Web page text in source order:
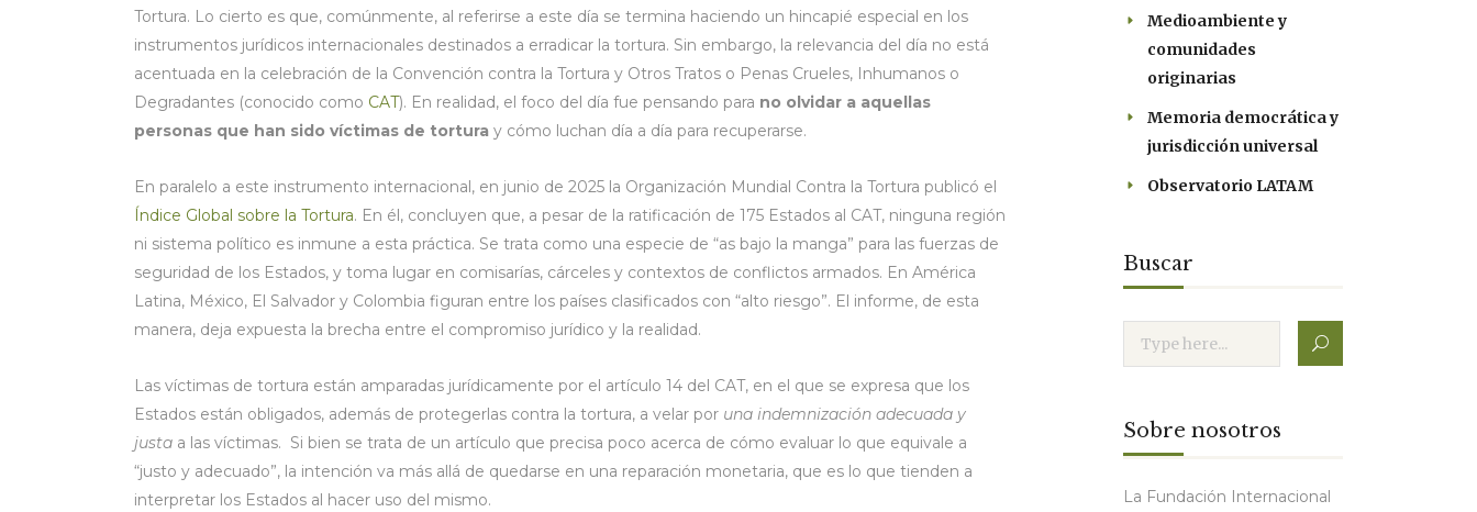
Tortura. Lo cierto es que, comúnmente, al referirse a este día se termina haciendo un hincapié especial en los
instrumentos jurídicos internacionales destinados a erradicar la tortura. Sin embargo, la relevancia del día no está
acentuada en la celebración de la Convención contra la Tortura y Otros Tratos o Penas Crueles, Inhumanos o
Degradantes (conocido como CAT). En realidad, el foco del día fue pensando para no olvidar a aquellas
personas que han sido víctimas de tortura y cómo luchan día a día para recuperarse.
En paralelo a este instrumento internacional, en junio de 2025 la Organización Mundial Contra la Tortura publicó el
Índice Global sobre la Tortura. En él, concluyen que, a pesar de la ratificación de 175 Estados al CAT, ninguna región
ni sistema político es inmune a esta práctica. Se trata como una especie de “as bajo la manga” para las fuerzas de
seguridad de los Estados, y toma lugar en comisarías, cárceles y contextos de conflictos armados. En América
Latina, México, El Salvador y Colombia figuran entre los países clasificados con “alto riesgo”. El informe, de esta
manera, deja expuesta la brecha entre el compromiso jurídico y la realidad.
Las víctimas de tortura están amparadas jurídicamente por el artículo 14 del CAT, en el que se expresa que los
Estados están obligados, además de protegerlas contra la tortura, a velar por una indemnización adecuada y
justa a las víctimas. Si bien se trata de un artículo que precisa poco acerca de cómo evaluar lo que equivale a
“justo y adecuado”, la intención va más allá de quedarse en una reparación monetaria, que es lo que tienden a
interpretar los Estados al hacer uso del mismo.
Medioambiente y
comunidades
originarias
Memoria democrática y
jurisdicción universal
Observatorio LATAM
Buscar
Sobre nosotros
La Fundación Internacional